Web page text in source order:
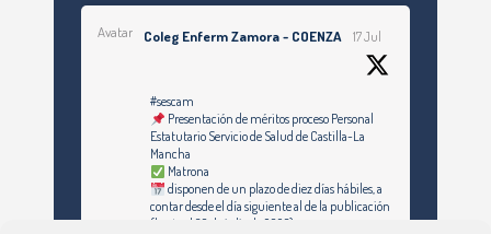
Avatar Coleg Enferm Zamora - COENZA 17 Jul
#sescam
Presentación de méritos proceso Personal
Estatutario Servicio de Salud de Castilla-La
Mancha
Matrona
disponen de un plazo de diez días hábiles, a
contar desde el día siguiente al de la publicación
(hasta el 30 de julio de 2026)